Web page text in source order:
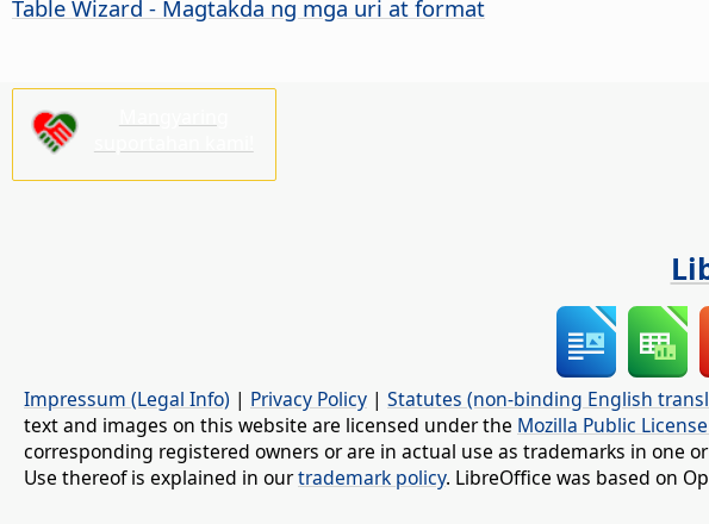
Table Wizard - Magtakda ng mga uri at format
Impressum (Legal Info) | Privacy Policy | Statutes (non-binding English
text and images on this website are licensed under the Mozilla Public
corresponding registered owners or are in actual use as trademarks in one
Use thereof is explained in ourtrademark policy. LibreOffice was based on